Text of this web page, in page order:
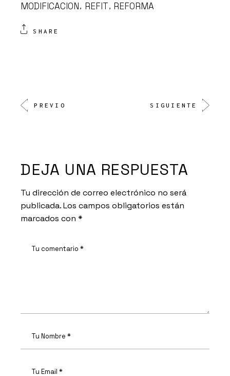
MODIFICACION REFIT REFORMA
SHARE
PREVIO SIGUIENTE
DEJA UNA RESPUESTA
Tu dirección de correo electrónico no será
publicada. Los campos obligatorios están
marcados con*